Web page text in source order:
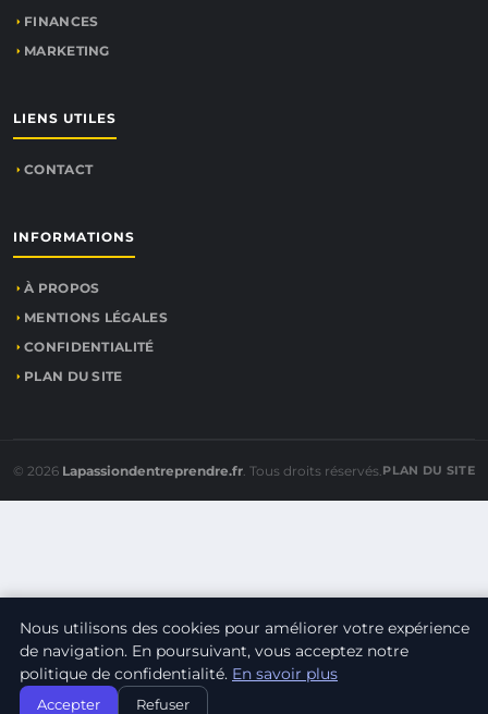
FINANCES
MARKETING
LIENS UTILES
CONTACT
INFORMATIONS
À PROPOS
MENTIONS LÉGALES
CONFIDENTIALITÉ
PLAN DU SITE
© 2026 Lapassiondentreprendre.fr. Tous droits réservés.PLAN DU SITE
Nous utilisons des cookies pour améliorer votre expérience
de navigation. En poursuivant, vous acceptez notre
politique de confidentialité. En savoir plus
Accepter Refuser